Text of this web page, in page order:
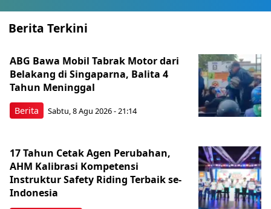
Berita Terkini
Berita
ABG Bawa Mobil Tabrak Motor dari
Belakang di Singaparna, Balita 4
Tahun Meninggal
Sabtu, 8 Agu 2026 - 21:14
17 Tahun Cetak Agen Perubahan,
AHM Kalibrasi Kompetensi
Instruktur Safety Riding Terbaik se-
Indonesia